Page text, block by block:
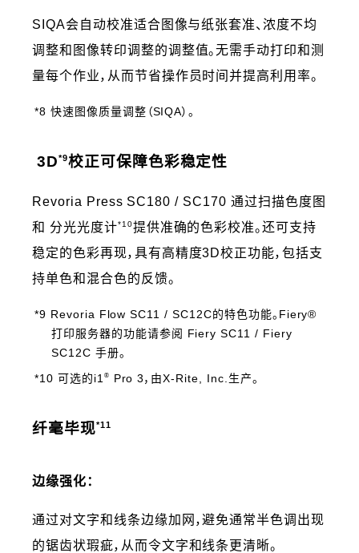
SIQA会自动校准适合图像与纸张套准、浓度不均
调整和图像转印调整的调整值。无需手动打印和测
量每个作业，从而节省操作员时间并提高利用率。
*8 快速图像质量调整（SIQA）。
3D*9校正可保障色彩稳定性
Revoria Press SC180 / SC170 通过扫描色度图
和 分光光度计*10提供准确的色彩校准。还可支持
稳定的色彩再现，具有高精度3D校正功能，包括支
持单色和混合色的反馈。
*9 Revoria Flow SC11 / SC12C的特色功能。Fiery®
打印服务器的功能请参阅 Fiery SC11 / Fiery
SC12C 手册。
*10 可选的i1 ® Pro 3，由X-Rite, Inc.生产。
纤毫毕现*11
边缘强化：
通过对文字和线条边缘加网，避免通常半色调出现
的锯齿状瑕疵，从而令文字和线条更清晰。